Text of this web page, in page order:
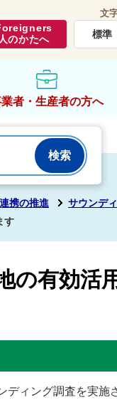
ジ
らし・行政
のかたへ
文
標準
者・生産者の方へ
携の推進
サウンデ
す
の有効活
ィング調査を実施